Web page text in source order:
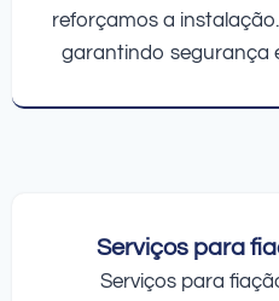
reforçamos a
garantindo segurança
Serviços para
Serviços para